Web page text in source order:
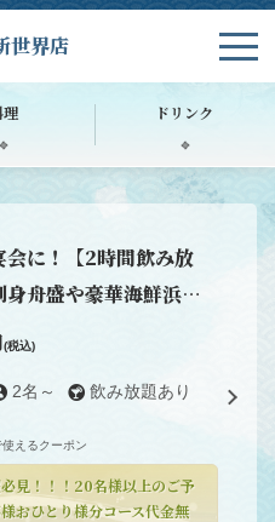
世界店
理 ドリンク
会に！【2時間飲み放
身舟盛や豪華海鮮浜焼
たご宴会コース5,000円
(税込)
2名～ 飲み放題あり
えるクーポン
見！！！20名様以上のご予
おひとり様分コース代金無